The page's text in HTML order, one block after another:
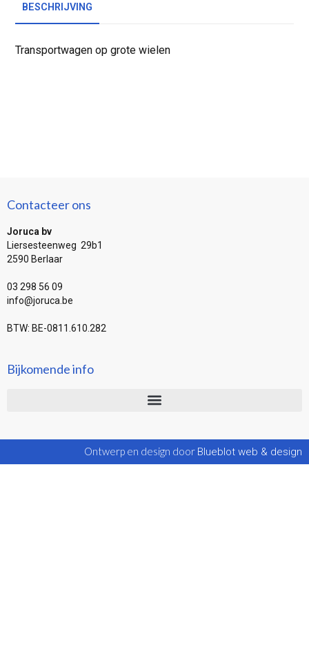
BESCHRIJVING
Transportwagen op grote wielen
Contacteer ons
Joruca bv
Liersesteenweg 29b1
2590 Berlaar
03 298 56 09
info@joruca.be
BTW: BE-0811.610.282
Bijkomende info
Ontwerp en design door Blueblot web & design